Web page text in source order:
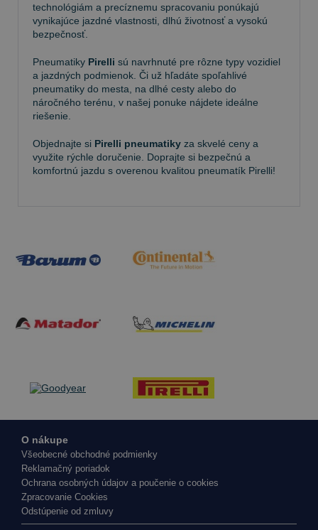
technológiám a precíznemu spracovaniu ponúkajú
vynikajúce jazdné vlastnosti, dlhú životnosť a vysokú
bezpečnosť.
Pneumatiky Pirelli sú navrhnuté pre rôzne typy vozidiel
a jazdných podmienok. Či už hľadáte spoľahlivé
pneumatiky do mesta, na dlhé cesty alebo do
náročného terénu, v našej ponuke nájdete ideálne
riešenie.
Objednajte si Pirelli pneumatiky za skvelé ceny a
využite rýchle doručenie. Doprajte si bezpečnú a
komfortnú jazdu s overenou kvalitou pneumatík Pirelli!
O nákupe
Všeobecné obchodné podmienky
Reklamačný poriadok
Ochrana osobných údajov a poučenie o cookies
Zpracovanie Cookies
Odstúpenie od zmluvy